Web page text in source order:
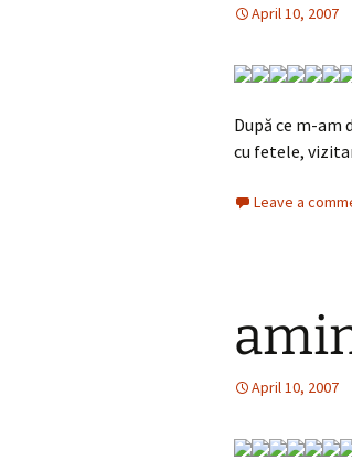
April 10, 2007
După ce m-
cu fetele,
Leave a
April 10, 2007